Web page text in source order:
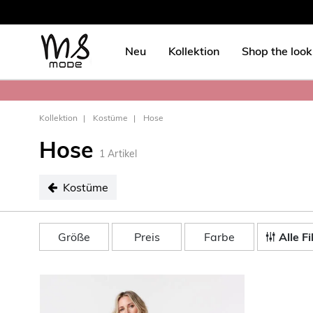
Neu Kollektion Shop the look
Kollektion Kostüme Hose
Hose 1 Artikel
Kostüme
ausgewählt Kostüme
Größe Preis Farbe Alle